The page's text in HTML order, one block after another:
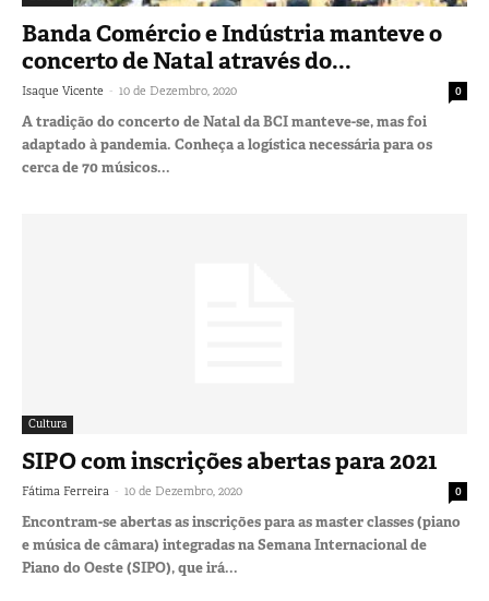
Banda Comércio e Indústria manteve o
concerto de Natal através do...
Isaque Vicente - 10 de Dezembro, 2020 0
A tradição do concerto de Natal da BCI manteve-se, mas foi
adaptado à pandemia. Conheça a logística necessária para os
cerca de 70 músicos...
Cultura
SIPO com inscrições abertas para 2021
Fátima Ferreira - 10 de Dezembro, 2020 0
Encontram-se abertas as inscrições para as master classes (piano
e música de câmara) integradas na Semana Internacional de
Piano do Oeste (SIPO), que irá...